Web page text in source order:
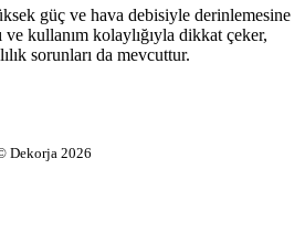
güç ve hava debisiyle derinlemesine
kullanım kolaylığıyla dikkat çeker,
sorunları da mevcuttur.
Dekorja 2026